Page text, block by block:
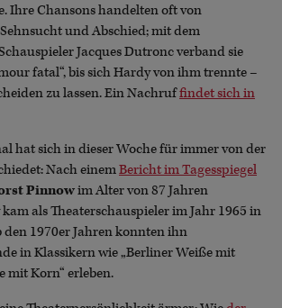
Ihre Chansons handelten oft von
und Abschied; mit dem
Jacques Dutronc verband sie
fatal“, bis sich Hardy von ihm trennte –
zu lassen. Ein Nachruffindet sich in
hat sich in dieser Woche für immer von der
Nach einemBericht im Tagesspiegel
Pinnowim Alter von 87 Jahren
als Theaterschauspieler im Jahr 1965 in
1970er Jahren konnten ihn
in Klassikern wie „Berliner Weiße mit
mit Korn“ erleben.